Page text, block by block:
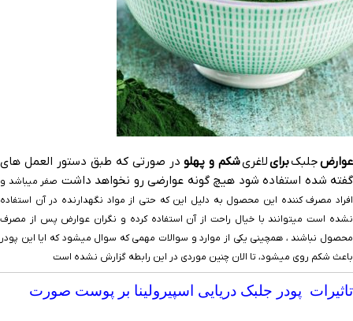
عوارضجلبکبرایلاغریشکم و پهلو در صورتی که طبق دستور العمل های
گفته شده استفاده شود هیچ گونه عوارضی رو نخواهد داشت صفر میباشد و
افراد مصرف کننده این محصول به دلیل این که حتی از مواد نگهدارنده در آن استفاده
نشده است میتوانند با خیال راحت از آن استفاده کرده و نگران عوارض پس از مصرف
محصول نباشند ، همچینی یکی از موارد و سوالات مهمی که سوال میشود که ایا این پودر
باعث شکم روی میشود، تا الان چنین موردی در این رابطه گزارش نشده است
تاثیرات پودر جلبک دریایی اسپیرولینا بر پوست صورت